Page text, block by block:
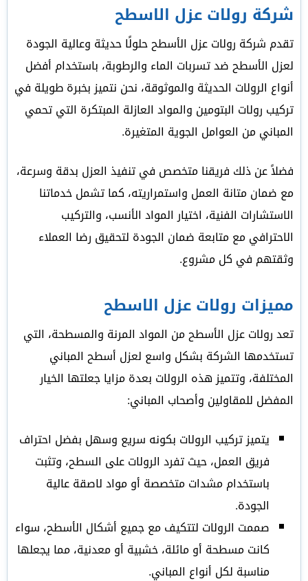
شركة رولات عزل الاسطح
تقدم شركة رولات عزل الأسطح حلولًا حديثة وعالية الجودة
لعزل الأسطح ضد تسربات الماء والرطوبة، باستخدام أفضل
أنواع الرولات الحديثة والموثوقة، نحن نتميز بخبرة طويلة في
تركيب رولات البتومين والمواد العازلة المبتكرة التي تحمي
المباني من العوامل الجوية المتغيرة.
فضلاً عن ذلك فريقنا متخصص في تنفيذ العزل بدقة وسرعة،
مع ضمان متانة العمل واستمراريته، كما تشمل خدماتنا
الاستشارات الفنية، اختيار المواد الأنسب، والتركيب
الاحترافي مع متابعة ضمان الجودة لتحقيق رضا العملاء
وثقتهم في كل مشروع.
مميزات رولات عزل الاسطح
تعد رولات عزل الأسطح من المواد المرنة والمسطحة، التي
تستخدمها الشركة بشكل واسع لعزل أسطح المباني
المختلفة، وتتميز هذه الرولات بعدة مزايا جعلتها الخيار
المفضل للمقاولين وأصحاب المباني:
يتميز تركيب الرولات بكونه سريع وسهل بفضل احتراف
فريق العمل، حيث تفرد الرولات على السطح، وتثبت
باستخدام مشدات متخصصة أو مواد لاصقة عالية
الجودة.
صممت الرولات لتتكيف مع جميع أشكال الأسطح، سواء
كانت مسطحة أو مائلة، خشبية أو معدنية، مما يجعلها
مناسبة لكل أنواع المباني.